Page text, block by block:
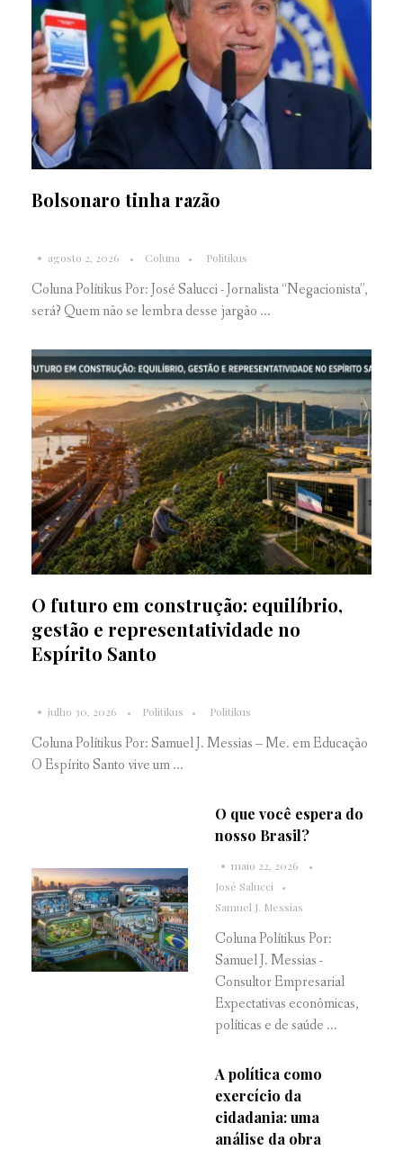
Bolsonaro tinha razão
agosto 2, 2026 Coluna Politikus
Coluna Polítikus Por: José Salucci - Jornalista “Negacionista”,
será? Quem não se lembra desse jargão ...
O futuro em construção: equilíbrio,
gestão e representatividade no
Espírito Santo
julho 30, 2026 Politikus Politikus
Coluna Polítikus Por: Samuel J. Messias – Me. em Educação
O Espírito Santo vive um ...
O que você espera do
nosso Brasil?
maio 22, 2026
José Salucci
Samuel J. Messias
Coluna Polítikus Por:
Samuel J. Messias -
Consultor Empresarial
Expectativas econômicas,
políticas e de saúde ...
A política como
exercício da
cidadania: uma
análise da obra